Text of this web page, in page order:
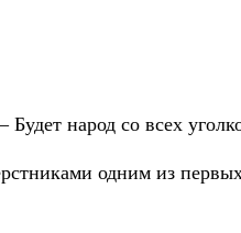
народ со всех
одним из